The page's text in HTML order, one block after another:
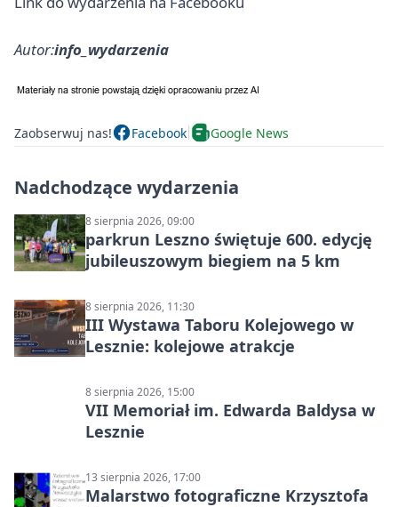
Autor:info_wydarzenia
Zaobserwuj nas! Facebook Google News
Nadchodzące wydarzenia
8 sierpnia 2026, 09:00
parkrun Leszno świętuje 600. edycję
jubileuszowym biegiem na 5 km
8 sierpnia 2026, 11:30
III Wystawa Taboru Kolejowego w
Lesznie: kolejowe atrakcje
8 sierpnia 2026, 15:00
VII Memoriał im. Edwarda Baldysa w
Lesznie
13 sierpnia 2026, 17:00
Malarstwo fotograficzne Krzysztofa